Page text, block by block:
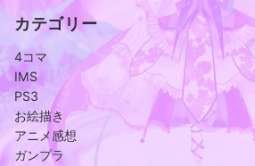
カテゴリー
4コマ
IMS
PS3
お絵描き
アニメ感想
ガンプラ